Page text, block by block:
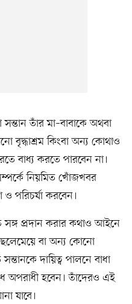
তাঁর মা–বাবাকে অথবা
বৃদ্ধাশ্রম কিংবা অন্য কোথাও
বাধ্য করতে পারবেন না।
সম্পর্কে নিয়মিত খোঁজখবর
পরিচর্যা করবেন।
সঙ্গ প্রদান করার কথাও আইনে
বা অন্য কোনো
দায়িত্ব পালনে বাধা
অপরাধী হবেন। তাঁদেরও এই
যাবে।